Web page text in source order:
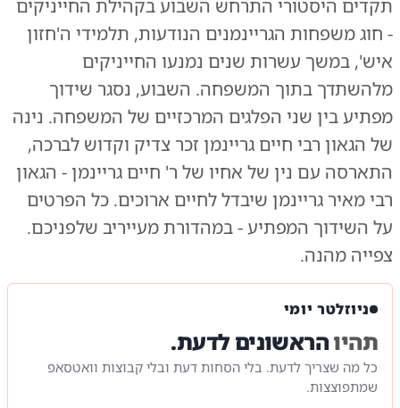
תקדים היסטורי התרחש השבוע בקהילת החייניקים
- חוג משפחות הגריינמנים הנודעות, תלמידי ה'חזון
איש', במשך עשרות שנים נמנעו החייניקים
מלהשתדך בתוך המשפחה. השבוע, נסגר שידוך
מפתיע בין שני הפלגים המרכזיים של המשפחה. נינה
של הגאון רבי חיים גריינמן זכר צדיק וקדוש לברכה,
התארסה עם נין של אחיו של ר' חיים גריינמן - הגאון
רבי מאיר גריינמן שיבדל לחיים ארוכים. כל הפרטים
על השידוך המפתיע - במהדורת מעייריב שלפניכם.
צפייה מהנה.
ניוזלטר יומי
תהיוהראשונים לדעת.
כל מה שצריך לדעת. בלי הסחות דעת ובלי קבוצות וואטסאפ
שמתפוצצות.